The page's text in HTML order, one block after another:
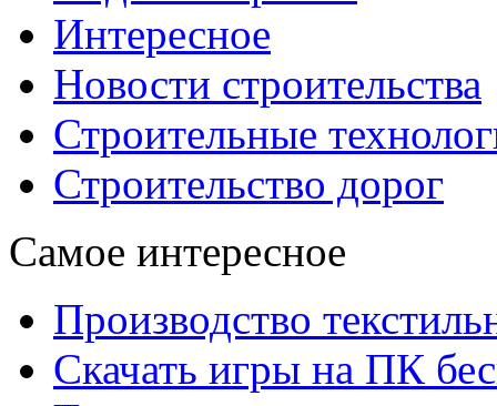
Интересное
Новости строительства
Строительные
Строительство дорог
Самое интересное
Производство
Скачать игры на ПК